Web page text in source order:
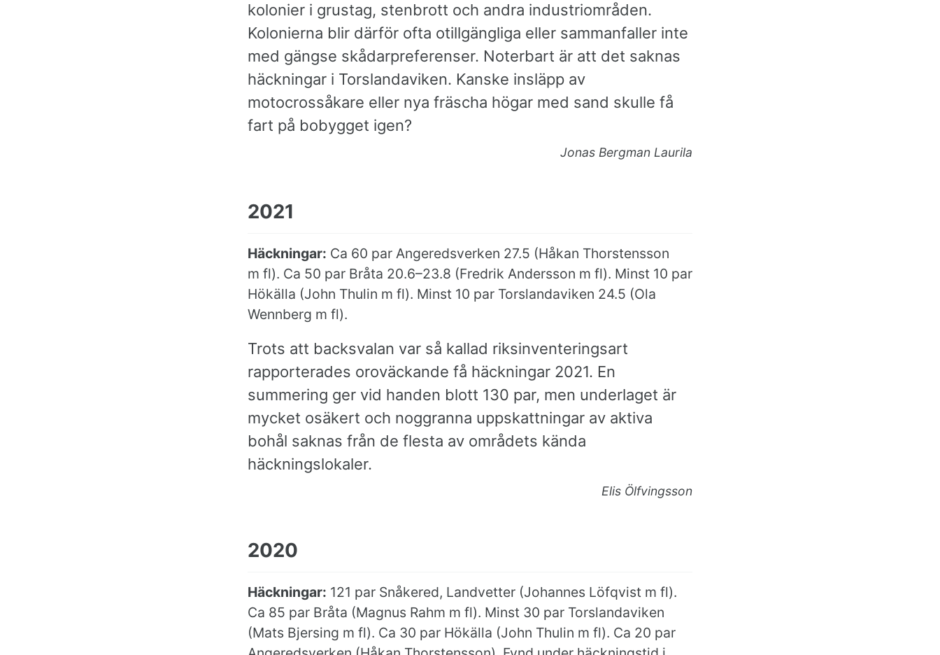
kolonier i grustag, stenbrott och andra industriområden.
Kolonierna blir därför ofta otillgängliga eller sammanfaller inte
med gängse skådarpreferenser. Noterbart är att det saknas
häckningar i Torslandaviken. Kanske insläpp av
motocrossåkare eller nya fräscha högar med sand skulle få
fart på bobygget igen?
Jonas Bergman Laurila
2021
Häckningar: Ca 60 par Angeredsverken 27.5 (Håkan Thorstensson
m fl). Ca 50 par Bråta 20.6–23.8 (Fredrik Andersson m fl). Minst 10 par
Hökälla (John Thulin m fl). Minst 10 par Torslandaviken 24.5 (Ola
Wennberg m fl).
Trots att backsvalan var så kallad riksinventeringsart
rapporterades oroväckande få häckningar 2021. En
summering ger vid handen blott 130 par, men underlaget är
mycket osäkert och noggranna uppskattningar av aktiva
bohål saknas från de flesta av områdets kända
häckningslokaler.
Elis Ölfvingsson
2020
Häckningar: 121 par Snåkered, Landvetter (Johannes Löfqvist m fl).
Ca 85 par Bråta (Magnus Rahm m fl). Minst 30 par Torslandaviken
(Mats Bjersing m fl). Ca 30 par Hökälla (John Thulin m fl). Ca 20 par